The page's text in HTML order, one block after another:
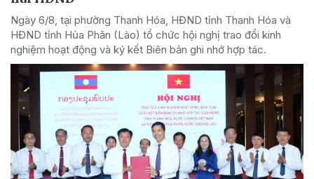
Ngày 6/8, tại phường Thanh Hóa, HĐND tỉnh Thanh Hóa và
HĐND tỉnh Hủa Phăn (Lào) tổ chức hội nghị trao đổi kinh
nghiệm hoạt động và ký kết Biên bản ghi nhớ hợp tác.